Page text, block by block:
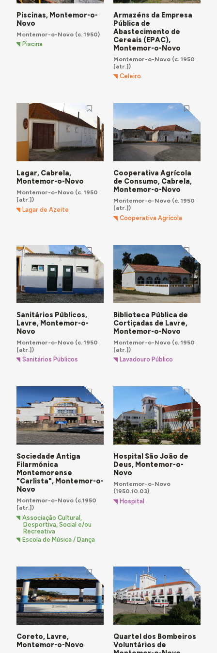
Piscinas, Montemor-o-
Novo
Montemor-o-Novo(c. 1950)
Piscina
Armazéns da Empresa
Pública de
Abastecimento de
Cereais (EPAC),
Montemor-o-Novo
Montemor-o-Novo(c. 1950
[atr.])
Celeiro
Lagar, Cabrela,
Montemor-o-Novo
Montemor-o-Novo(c. 1950
[atr.])
Lagar de Azeite
Cooperativa Agrícola
de Consumo, Cabrela,
Montemor-o-Novo
Montemor-o-Novo(c. 1950
[atr.])
Cooperativa Agrícola
Sanitários Públicos,
Lavre, Montemor-o-
Novo
Montemor-o-Novo(c. 1950
[atr.])
Sanitários Públicos
Biblioteca Pública de
Cortiçadas de Lavre,
Montemor-o-Novo
Montemor-o-Novo(c. 1950
[atr.])
Lavadouro Público
Sociedade Antiga
Filarmónica
Montemorense
"Carlista", Montemor-o-
Novo
Montemor-o-Novo(c.1950
[atr.])
Associação Cultural,
Desportiva, Social e/ou
Recreativa
Escola de Música / Dança
Hospital São João de
Deus, Montemor-o-
Novo
Montemor-o-Novo
(1950.10.03)
Hospital
Coreto, Lavre,
Montemor-o-Novo
Quartel dos Bombeiros
Voluntários de